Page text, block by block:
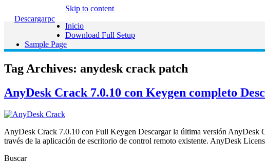
Descargarpc
Skip to content
Inicio
Download Full Setup
Sample Page
Tag Archives: anydesk crack patch
AnyDesk Crack 7.0.10 con Keygen completo
AnyDesk Crack 7.0.10 con Full Keygen Descargar la última versión AnyDesk
través de la aplicación de escritorio de control remoto existente. AnyDesk
Buscar